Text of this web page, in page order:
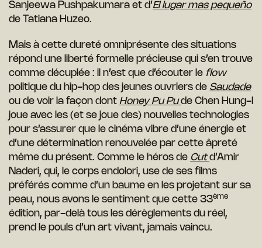
Sanjeewa Pushpakumara et d’El lugar mas pequeño
de Tatiana Huzeo.
Mais à cette dureté omniprésente des situations
répond une liberté formelle précieuse qui s’en trouve
comme décuplée : il n’est que d’écouter le flow
politique du hip-hop des jeunes ouvriers de Saudade
ou de voir la façon dont Honey Pu Pude Chen Hung-I
joue avec les (et se joue des) nouvelles technologies
pour s’assurer que le cinéma vibre d’une énergie et
d’une détermination renouvelée par cette âpreté
même du présent. Comme le héros de Cutd’Amir
Naderi, qui, le corps endolori, use de ses films
préférés comme d’un baume en les projetant sur sa
peau, nous avons le sentiment que cette 33ème
édition, par-delà tous les dérèglements du réel,
prend le pouls d’un art vivant, jamais vaincu.